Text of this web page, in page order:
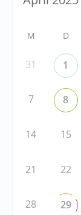
M D
31 1
7 8
14 15
21 22
28 29